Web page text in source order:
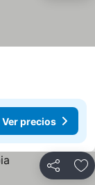
Ver precios
Compartir